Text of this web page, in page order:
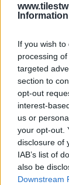
Information
If you wish
processing
targeted
section to
opt-out
interest-
us or
your opt-out.
disclosure of
IAB’s list of
also be
Downstream
μέχρι να
Άκουγα
να
να λέει
γιατί
παίρνει